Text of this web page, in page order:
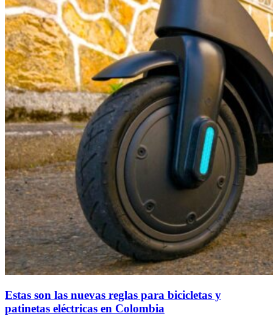
Estas son las nuevas reglas para bicicletas y
patinetas eléctricas en Colombia